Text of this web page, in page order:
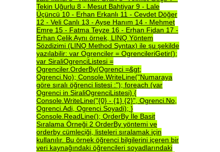
Tekin Uğurlu 8 - Mesut Bahtiyar 9 - Lale
Üçüncü 10 - Erhan Erkanlı 11 - Cevdet Döğer
12 - Veli Canlı 13 - Ayşe Hanım 14 - Mehmet
Emre 15 - Fatma Teyze 16 - Erhan Fidan 17 -
Erhan ÇelikAynı örnek, LINQ Yöntem
Sözdizimi (LINQ Method Syntax) ile şu şekilde
yazılabilir: var Ogrenciler = OgrencileriGetir();
var SiraliOgrenciListesi =
Ogrenciler.OrderBy(Ogrenci =&gt;
Ogrenci.No); Console.WriteLine("Numaraya
göre sıralı öğrenci listesi :"); foreach (var
Ogrenci in SiraliOgrenciListesi) {
Console.WriteLine("{0} - {1} {2}", Ogrenci.No,
Ogrenci.Adi, Ogrenci.Soyadi); }
Console.ReadLine(); OrderBy İle Basit
Sıralama Örneği 2 OrderBy yöntemi ve
orderby cümleciği, listeleri sıralamak için
kullanılır. Bu örnek öğrenci bilgilerini içeren bir
veri kaynağındaki öğrencileri soyadlarındaki